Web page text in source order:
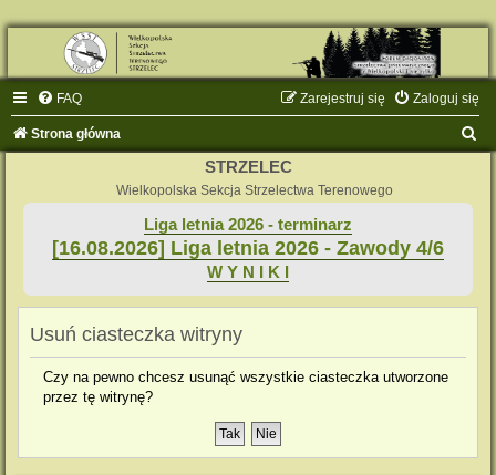
FAQ Zaloguj się
Zarejestruj się
Strona główna
STRZELEC
Wielkopolska Sekcja Strzelectwa Terenowego
Liga letnia 2026 - terminarz
[16.08.2026] Liga letnia 2026 - Zawody 4/6
W Y N I K I
Usuń ciasteczka witryny
Czy na pewno chcesz usunąć wszystkie ciasteczka utworzone
przez tę witrynę?